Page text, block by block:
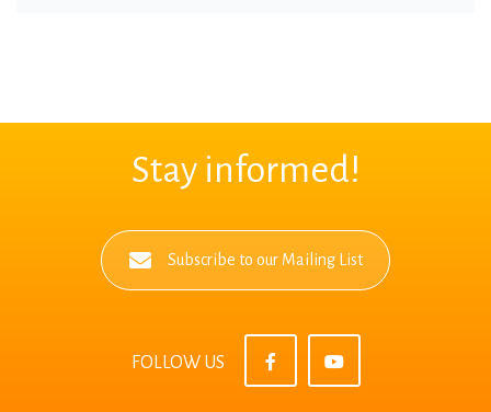
Stay informed!
Subscribe to our Mailing List
FOLLOW US